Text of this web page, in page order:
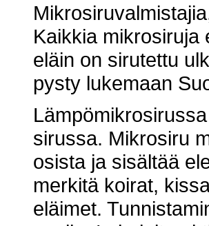
Kaikkia mikrosiruja
eläin on sirutettu
pysty lukemaan
sirussa. Mikrosiru
osista ja sisältää
merkitä koirat,
eläimet.